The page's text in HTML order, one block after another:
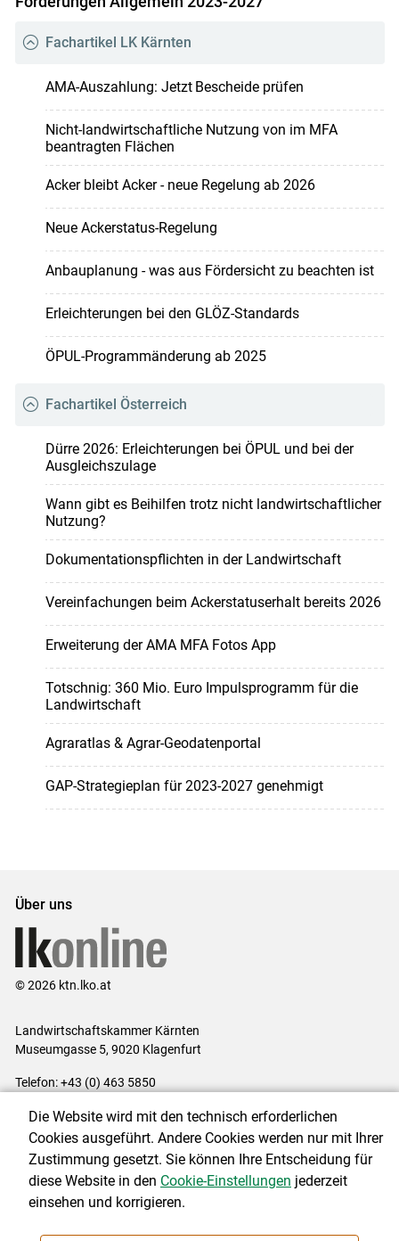
Fachartikel LK Kärnten
AMA-Auszahlung: Jetzt Bescheide prüfen
Nicht-landwirtschaftliche Nutzung von im MFA
beantragten Flächen
Acker bleibt Acker - neue Regelung ab 2026
Neue Ackerstatus-Regelung
Anbauplanung - was aus Fördersicht zu beachten ist
Erleichterungen bei den GLÖZ-Standards
ÖPUL-Programmänderung ab 2025
Fachartikel Österreich
Dürre 2026: Erleichterungen bei ÖPUL und bei der
Ausgleichszulage
Wann gibt es Beihilfen trotz nicht landwirtschaftlicher
Nutzung?
Dokumentationspflichten in der Landwirtschaft
Vereinfachungen beim Ackerstatuserhalt bereits 2026
Erweiterung der AMA MFA Fotos App
Totschnig: 360 Mio. Euro Impulsprogramm für die
Landwirtschaft
Agraratlas & Agrar-Geodatenportal
GAP-Strategieplan für 2023-2027 genehmigt
Über uns
© 2026 ktn.lko.at
Landwirtschaftskammer Kärnten
Museumgasse 5, 9020 Klagenfurt
Telefon: +43 (0) 463 5850
Impressum|Kontakt|Datenschutzerklärung|Barrierefreiheit|
Cookie-Einstellungen
NEWSLETTER
Die Website wird mit den technisch erforderlichen
Cookies ausgeführt. Andere Cookies werden nur mit Ihrer
Zustimmung gesetzt. Sie können Ihre Entscheidung für
diese Website in den Cookie-Einstellungen jederzeit
einsehen und korrigieren.